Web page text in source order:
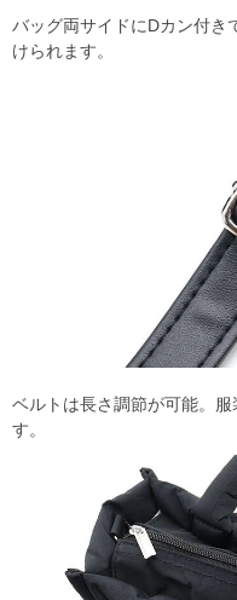
バッグ両サイドにDカン付き
けられます。
ベルトは長さ調節が可能。
す。